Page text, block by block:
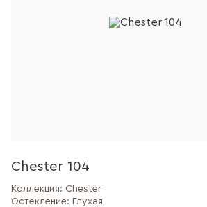
Chester 104
Коллекция: Chester
Остекление: Глухая